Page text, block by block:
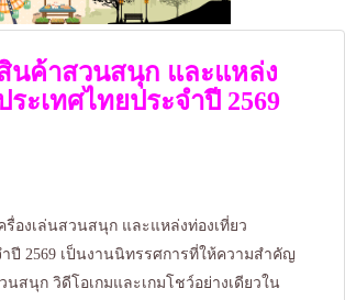
นค้าสวนสนุก และแหล่ง
ระเทศไทยประจำปี 2569
รื่องเล่นสวนสนุก และแหล่งท่องเที่ยว
ปี 2569 เป็นงานนิทรรศการที่ให้ความสำคัญ
นสนุก วิดีโอเกมและเกมโชว์อย่างเดียวใน